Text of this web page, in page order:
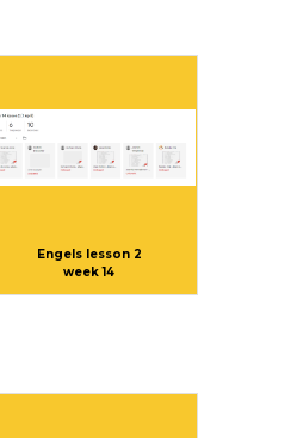
Engels lesson 2
week 14